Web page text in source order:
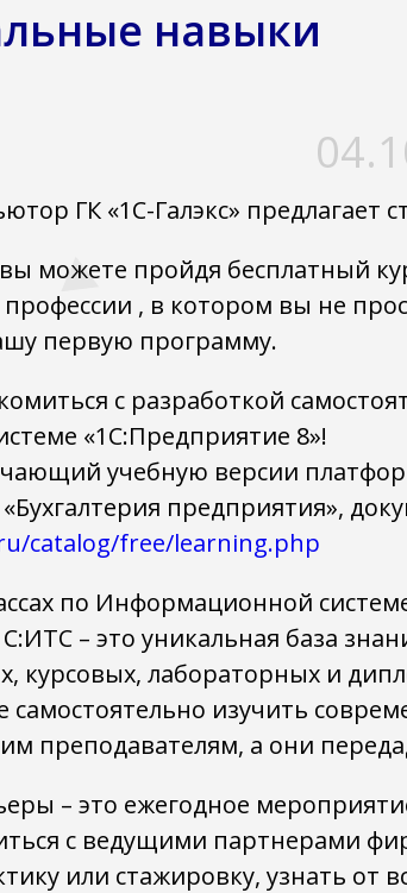
навыки
ГК «1С-Галэкс» предлагает
можете пройдя бесплатный
, в котором вы не
первую программу.
с разработкой
«1С:Предприятие 8»!
учебную версии
предприятия»,
catalog/free/learning.php
по Информационной
– это уникальная база
курсовых, лабораторных и
самостоятельно изучить
преподавателям, а они
– это ежегодное
с ведущими партнерами
или стажировку, узнать от